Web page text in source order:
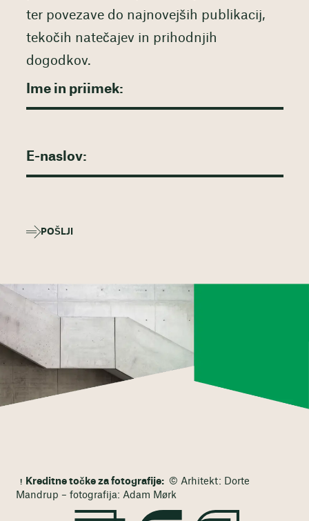
ter povezave do najnovejših publikacij,
tekočih natečajev in prihodnjih
dogodkov.
POŠLJI
Kreditne točke za fotografije: © Arhitekt: Dorte
Mandrup – fotografija: Adam Mørk